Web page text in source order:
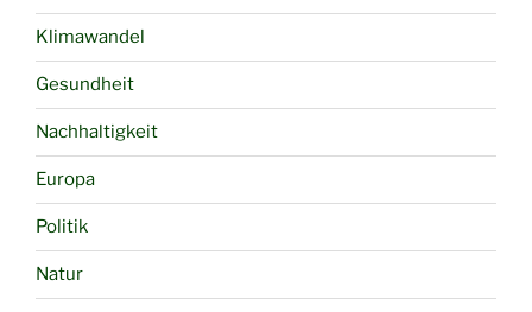
Klimawandel
Gesundheit
Nachhaltigkeit
Europa
Politik
Natur